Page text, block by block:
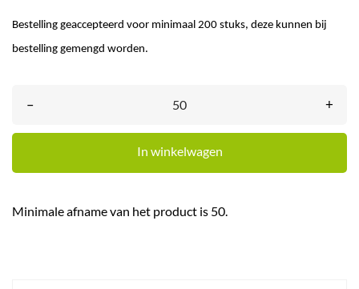
Bestelling geaccepteerd voor minimaal 200 stuks, deze kunnen bij
bestelling gemengd worden.
– +
In winkelwagen
Minimale afname van het product is 50.